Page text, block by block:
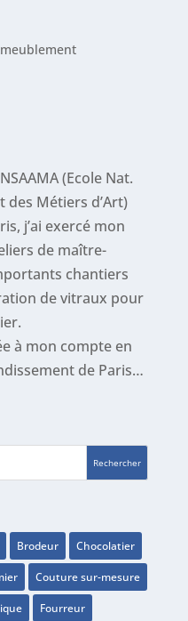
(Ecole Nat.
des Métiers d’Art)
j’ai exercé mon
de maître-
chantiers
de vitraux pour
à mon compte en
de Paris…
Brodeur Chocolatier
Couture sur-mesure
Fourreur